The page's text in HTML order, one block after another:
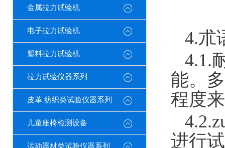
金属拉力试验机
电子拉力试验机
塑料拉力试验机
拉力试验仪器系列
皮革 纺织类试验仪器系列
儿童座椅检测设备
运动器材类试验仪器系列
4.朮
4.1.
能。
程度
进行